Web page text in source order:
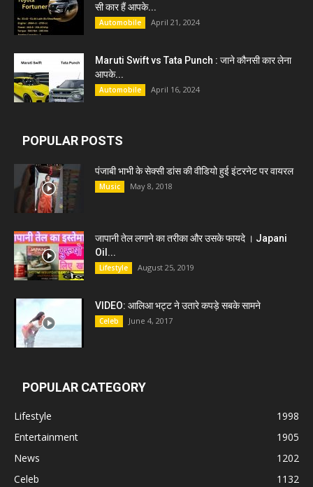
सी कार हैं आपके...
Automobile April 21, 2024
Maruti Swift vs Tata Punch : जाने कौनसी कार लेना
आपके...
Automobile April 16, 2024
POPULAR POSTS
पंजाबी भाभी के सेक्सी डांस की वीडियो हुई इंटरनेट पर वायरल
Music May 8, 2018
जापानी तेल लगाने का तरीका और उसके फायदे । Japani
Oil...
Lifestyle August 25, 2019
VIDEO: आलिआ भट्ट ने उतारे कपड़े सबके सामने
Celeb June 4, 2017
POPULAR CATEGORY
Lifestyle
1998
Entertainment
1905
News
1202
Celeb
1132